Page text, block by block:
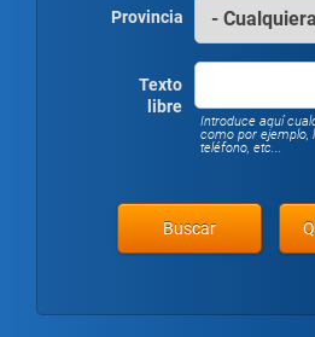
Provincia
Texto
libre
Introduce aquí
como por ejemplo,
teléfono, etc...